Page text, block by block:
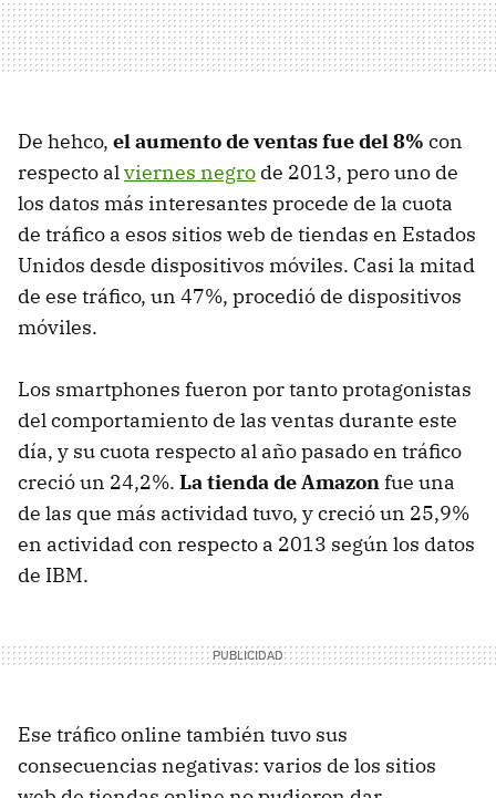
De hehco, el aumento de ventas fue del 8% con
respecto alviernes negro de 2013, pero uno de
los datos más interesantes procede de la cuota
de tráfico a esos sitios web de tiendas en Estados
Unidos desde dispositivos móviles. Casi la mitad
de ese tráfico, un 47%, procedió de dispositivos
móviles.
Los smartphones fueron por tanto protagonistas
del comportamiento de las ventas durante este
día, y su cuota respecto al año pasado en tráfico
creció un 24,2%. La tienda de Amazonfue una
de las que más actividad tuvo, y creció un 25,9%
en actividad con respecto a 2013 según los datos
de IBM.
Ese tráfico online también tuvo sus
consecuencias negativas: varios de los sitios